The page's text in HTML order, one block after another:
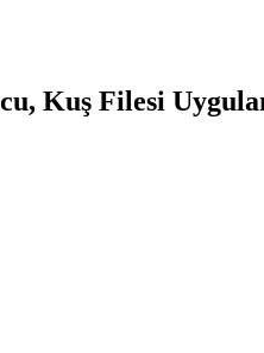
Kuş Filesi